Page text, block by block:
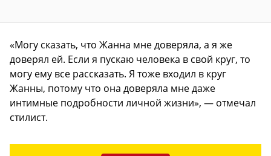
«Могу сказать, что Жанна мне доверяла, а я же
доверял ей. Если я пускаю человека в свой круг, то
могу ему все рассказать. Я тоже входил в круг
Жанны, потому что она доверяла мне даже
интимные подробности личной жизни», — отмечал
стилист.